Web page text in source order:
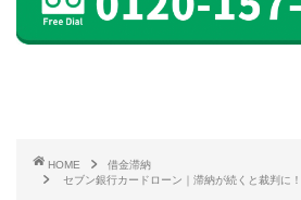
HOME
借金滞納
セブン銀行カードローン｜滞納が続くと裁判に